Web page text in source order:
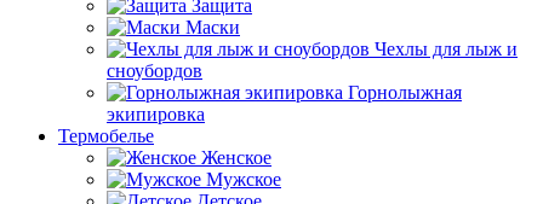
Защита
Маски
Чехлы для лыж и
сноубордов
Горнолыжная
экипировка
Термобелье
Женское
Мужское